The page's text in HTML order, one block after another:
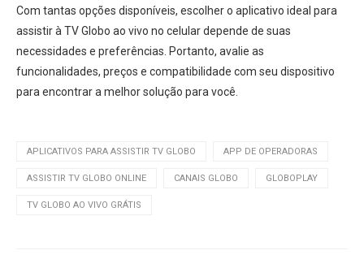
Com tantas opções disponíveis, escolher o aplicativo ideal para
assistir à TV Globo ao vivo no celular depende de suas
necessidades e preferências. Portanto, avalie as
funcionalidades, preços e compatibilidade com seu dispositivo
para encontrar a melhor solução para você.
APLICATIVOS PARA ASSISTIR TV GLOBO APP DE OPERADORAS
ASSISTIR TV GLOBO ONLINE CANAIS GLOBO GLOBOPLAY
TV GLOBO AO VIVO GRÁTIS